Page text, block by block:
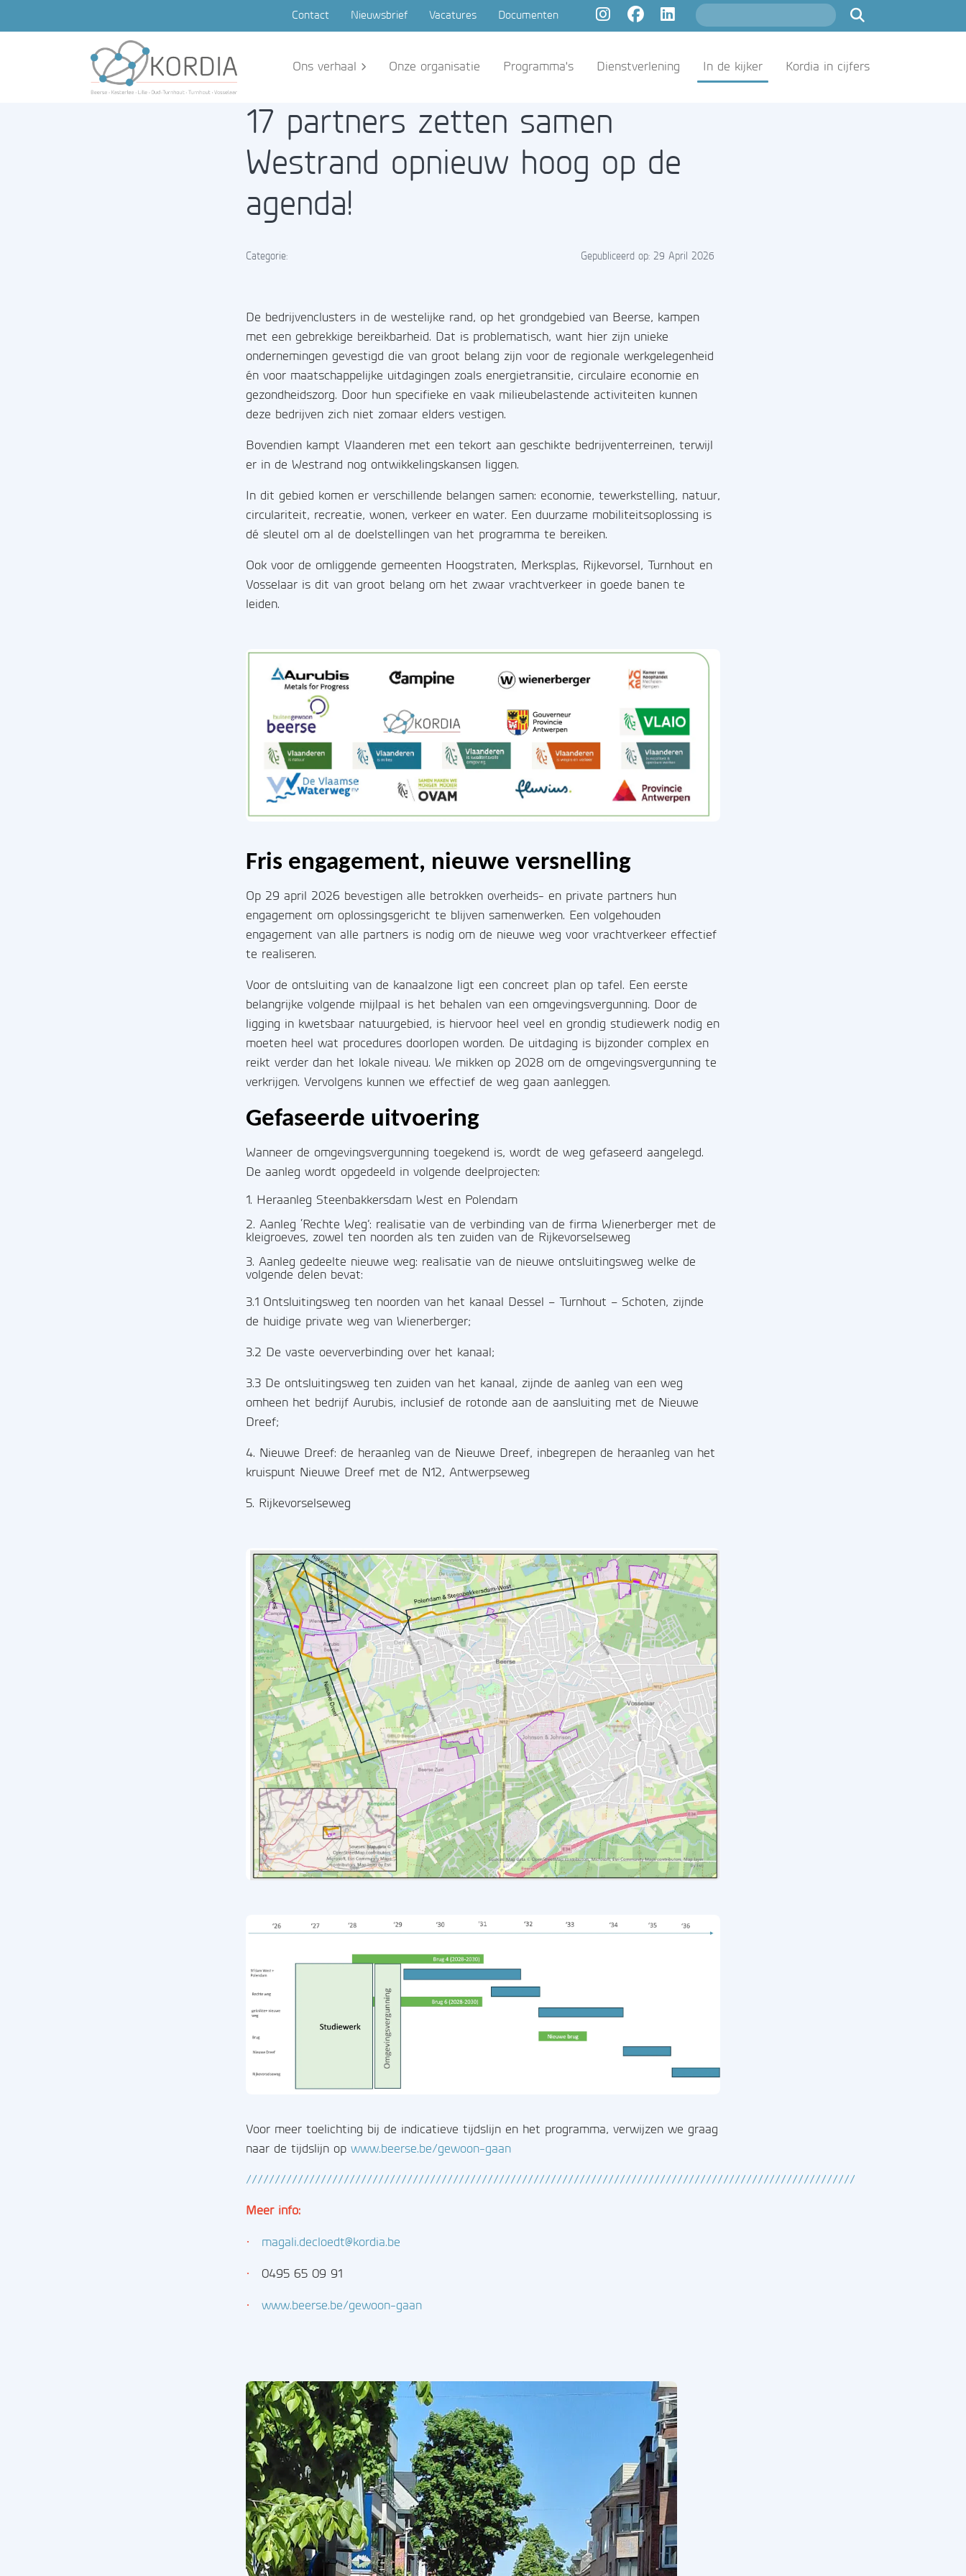
Contact Nieuwsbrief Vacatures Documenten
Ons verhaal Onze organisatie Programma's Dienstverlening In de kijker Kordia in cijfers
17 partners zetten samen
Westrand opnieuw hoog op de
agenda!
Categorie: Gepubliceerd op: 29 April 2026
De bedrijvenclusters in de westelijke rand, op het grondgebied van Beerse, kampen
met een gebrekkige bereikbarheid. Dat is problematisch, want hier zijn unieke
ondernemingen gevestigd die van groot belang zijn voor de regionale werkgelegenheid
én voor maatschappelijke uitdagingen zoals energietransitie, circulaire economie en
gezondheidszorg. Door hun specifieke en vaak milieubelastende activiteiten kunnen
deze bedrijven zich niet zomaar elders vestigen.
Bovendien kampt Vlaanderen met een tekort aan geschikte bedrijventerreinen, terwijl
er in de Westrand nog ontwikkelingskansen liggen.
In dit gebied komen er verschillende belangen samen: economie, tewerkstelling, natuur,
circulariteit, recreatie, wonen, verkeer en water. Een duurzame mobiliteitsoplossing is
dé sleutel om al de doelstellingen van het programma te bereiken.
Ook voor de omliggende gemeenten Hoogstraten, Merksplas, Rijkevorsel, Turnhout en
Vosselaar is dit van groot belang om het zwaar vrachtverkeer in goede banen te
leiden.
Fris engagement, nieuwe versnelling
Op 29 april 2026 bevestigen alle betrokken overheids- en private partners hun
engagement om oplossingsgericht te blijven samenwerken. Een volgehouden
engagement van alle partners is nodig om de nieuwe weg voor vrachtverkeer effectief
te realiseren.
Voor de ontsluiting van de kanaalzone ligt een concreet plan op tafel. Een eerste
belangrijke volgende mijlpaal is het behalen van een omgevingsvergunning. Door de
ligging in kwetsbaar natuurgebied, is hiervoor heel veel en grondig studiewerk nodig en
moeten heel wat procedures doorlopen worden. De uitdaging is bijzonder complex en
reikt verder dan het lokale niveau. We mikken op 2028 om de omgevingsvergunning te
verkrijgen. Vervolgens kunnen we effectief de weg gaan aanleggen.
Gefaseerde uitvoering
Wanneer de omgevingsvergunning toegekend is, wordt de weg gefaseerd aangelegd.
De aanleg wordt opgedeeld in volgende deelprojecten:
1. Heraanleg Steenbakkersdam West en Polendam
2. Aanleg ‘Rechte Weg’: realisatie van de verbinding van de firma Wienerberger met de
kleigroeves, zowel ten noorden als ten zuiden van de Rijkevorselseweg
3. Aanleg gedeelte nieuwe weg: realisatie van de nieuwe ontsluitingsweg welke de
volgende delen bevat:
3.1 Ontsluitingsweg ten noorden van het kanaal Dessel – Turnhout – Schoten, zijnde
de huidige private weg van Wienerberger;
3.2 De vaste oeververbinding over het kanaal;
3.3 De ontsluitingsweg ten zuiden van het kanaal, zijnde de aanleg van een weg
omheen het bedrijf Aurubis, inclusief de rotonde aan de aansluiting met de Nieuwe
Dreef;
4. Nieuwe Dreef: de heraanleg van de Nieuwe Dreef, inbegrepen de heraanleg van het
kruispunt Nieuwe Dreef met de N12, Antwerpseweg
5. Rijkevorselseweg
Voor meer toelichting bij de indicatieve tijdslijn en het programma, verwijzen we graag
naar de tijdslijn op www.beerse.be/gewoon-gaan
//////////////////////////////////////////////////////////////////////////////////////////////////////////
Meer info:
· magali.decloedt@kordia.be
· 0495 65 09 91
· www.beerse.be/gewoon-gaan